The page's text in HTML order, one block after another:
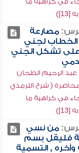
مصارعة
الخطاب لجني
على تشكل الجني
عبد الرحيم الطحان
( شرح الترمذي
في كراهية ما
من نسي
فليقل بسم
وآخره , التسمية